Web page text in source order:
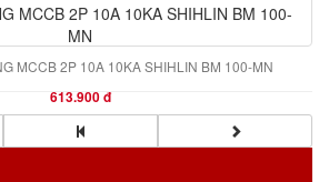
MCCB 2P 10A 10KA SHIHLIN BM 100-
MN
MCCB 2P 10A 10KA SHIHLIN BM 100-MN
613.900 đ